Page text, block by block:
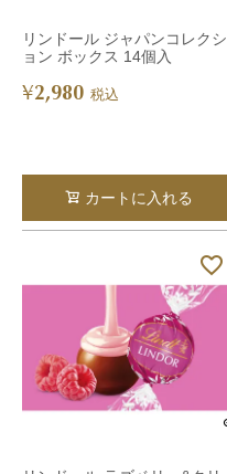
リンドール ジャパンコレクシ
ョン ボックス 14個入
¥2,980 税込
カートに入れる